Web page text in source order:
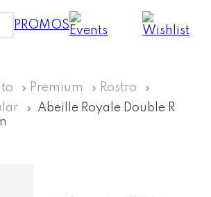
PROMOS
Premium
Rostro
Abeille Royale Double R